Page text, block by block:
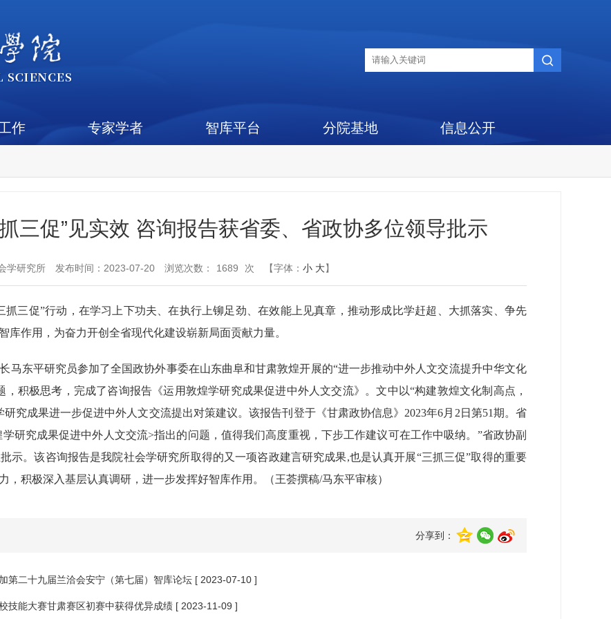
作 专家学者 智库平台 分院基地 信息公开
三促”见实效 咨询报告获省委、省政协多位领导批示
学研究所 发布时间：2023-07-20 浏览次数： 1689 次 【字体： 小 大】
三促”行动，在学习上下功夫、在执行上铆足劲、在效能上见真章，推动形成比学赶超、大抓落实、争先
作用，为奋力开创全省现代化建设崭新局面贡献力量。
马东平研究员参加了全国政协外事委在山东曲阜和甘肃敦煌开展的“进一步推动中外人文交流提升中华文化
积极思考，完成了咨询报告《运用敦煌学研究成果促进中外人文交流》。文中以“构建敦煌文化制高点，
究成果进一步促进中外人文交流提出对策建议。该报告刊登于《甘肃政协信息》2023年6月2日第51期。省
研究成果促进中外人文交流>指出的问题，值得我们高度重视，下步工作建议可在工作中吸纳。”省政协副
示。该咨询报告是我院社会学研究所取得的又一项咨政建言研究成果,也是认真开展“三抓三促”取得的重要
积极深入基层认真调研，进一步发挥好智库作用。
（王荟撰稿/马东平审核）
分享到：
第二十九届兰洽会安宁（第七届）智库论坛 [ 2023-07-10 ]
技能大赛甘肃赛区初赛中获得优异成绩 [ 2023-11-09 ]